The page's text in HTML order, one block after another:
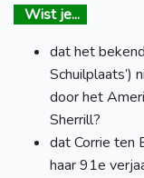
Wist je...
dat het
Schuilplaats’)
door het
Sherrill?
dat Corrie ten
haar 91e